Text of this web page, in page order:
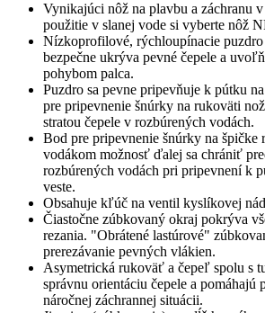
Vynikajúci nôž na plavbu a záchranu
použitie v slanej vode si vyberte nôž
Nízkoprofilové, rýchloupínacie
bezpečne ukrýva pevné čepele a
pohybom palca.
Puzdro sa pevne pripevňuje k pútku
pre pripevnenie šnúrky na rukoväti
stratou čepele v rozbúrených vodách.
Bod pre pripevnenie šnúrky na špičke
vodákom možnosť ďalej sa chrániť
rozbúrených vodách pri pripevnení k
veste.
Obsahuje kľúč na ventil kyslíkovej
Čiastočne zúbkovaný okraj pokrýva
rezania. "Obrátené lastúrové"
prerezávanie pevných vlákien.
Asymetrická rukoväť a čepeľ spolu s
správnu orientáciu čepele a pomáhajú
náročnej záchrannej situácii.